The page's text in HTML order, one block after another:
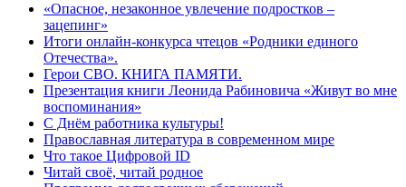
«Опасное, незаконное увлечение подростков –
зацепинг»
Итоги онлайн-конкурса чтецов «Родники единого
Отечества».
Герои СВО. КНИГА ПАМЯТИ.
Презентация книги Леонида Рабиновича «Живут во мне
воспоминания»
С Днём работника культуры!
Православная литература в современном мире
Что такое Цифровой ID
Читай своё, читай родное